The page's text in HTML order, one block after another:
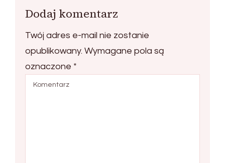
Dodaj komentarz
Twój adres e-mail nie zostanie
opublikowany. Wymagane pola są
oznaczone *